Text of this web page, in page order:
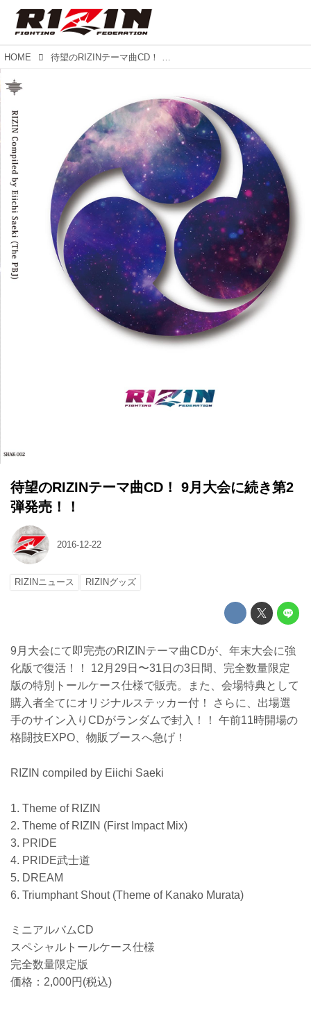
HOME 待望のRIZINテーマ曲CD！ 9月大会に続き第2弾発売！！
待望のRIZINテーマ曲CD！ 9月大会に続き第2
弾発売！！
2016-12-22
RIZINニュース RIZINグッズ
9月大会にて即完売のRIZINテーマ曲CDが、年末大会に強
化版で復活！！ 12月29日〜31日の3日間、完全数量限定
版の特別トールケース仕様で販売。また、会場特典として
購入者全てにオリジナルステッカー付！ さらに、出場選
手のサイン入りCDがランダムで封入！！ 午前11時開場の
格闘技EXPO、物販ブースへ急げ！
RIZIN compiled by Eiichi Saeki
1. Theme of RIZIN
2. Theme of RIZIN (First Impact Mix)
3. PRIDE
4. PRIDE武士道
5. DREAM
6. Triumphant Shout (Theme of Kanako Murata)
ミニアルバムCD
スペシャルトールケース仕様
完全数量限定版
価格：2,000円(税込)